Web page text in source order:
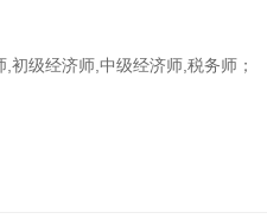
级经济师,中级经济师,税务师；